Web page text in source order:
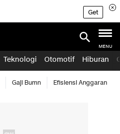
Get
MENU
Teknologi Otomotif Hiburan
Gaji Bumn Efisiensi Anggaran